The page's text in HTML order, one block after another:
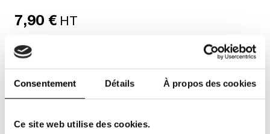
Consentement Détails À propos des cookies
Ce site web utilise des cookies.
7,90 € HT
En stock
JE COMMANDE
Ajouter aux favoris